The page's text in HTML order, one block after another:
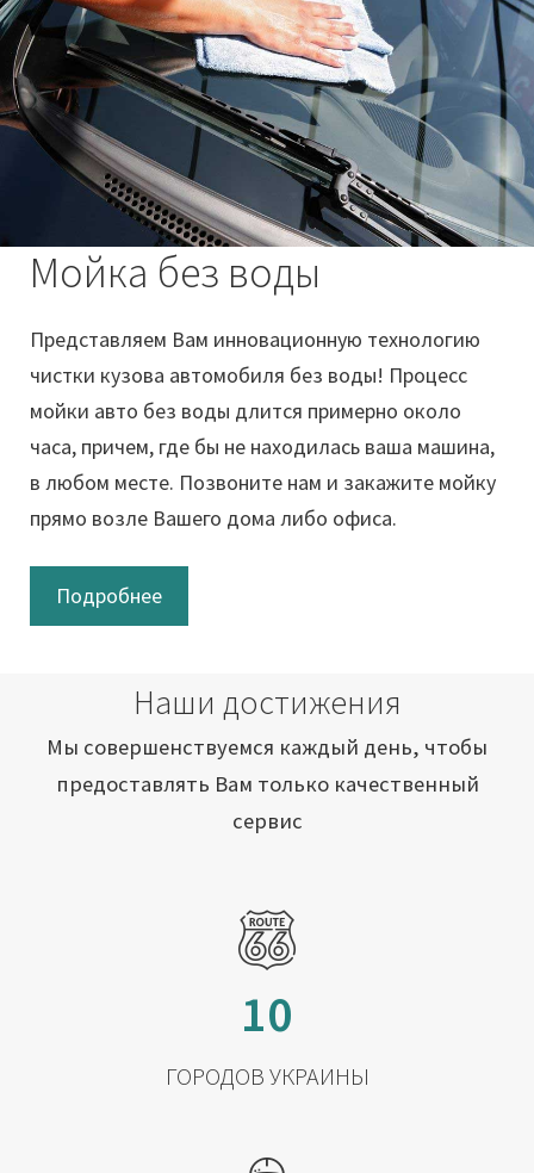
Мойка без воды
Представляем Вам инновационную технологию
чистки кузова автомобиля без воды! Процесс
мойки авто без воды длится примерно около
часа, причем, где бы не находилась ваша машина,
в любом месте. Позвоните нам и закажите мойку
прямо возле Вашего дома либо офиса.
Подробнее
Наши достижения
Мы совершенствуемся каждый день, чтобы
предоставлять Вам только качественный
сервис
10
ГОРОДОВ УКРАИНЫ